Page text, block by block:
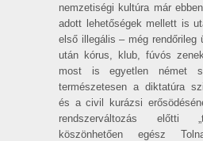
nemzetiségi kultúra már
adott lehetőségek mellett is
első illegális – még rendőrileg
után kórus, klub, fúvós
most is egyetlen német
természetesen a diktatúra
és a civil kurázsi
rendszerváltozás előtti
köszönhetően egész